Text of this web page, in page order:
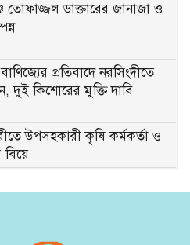
তোফাজ্জল ডাক্তারের জানাজা ও
প্রতিবাদে নরসিংদীতে
দুই কিশোরের মুক্তি দাবি
উপসহকারী কৃষি কর্মকর্তা ও
বিয়ে